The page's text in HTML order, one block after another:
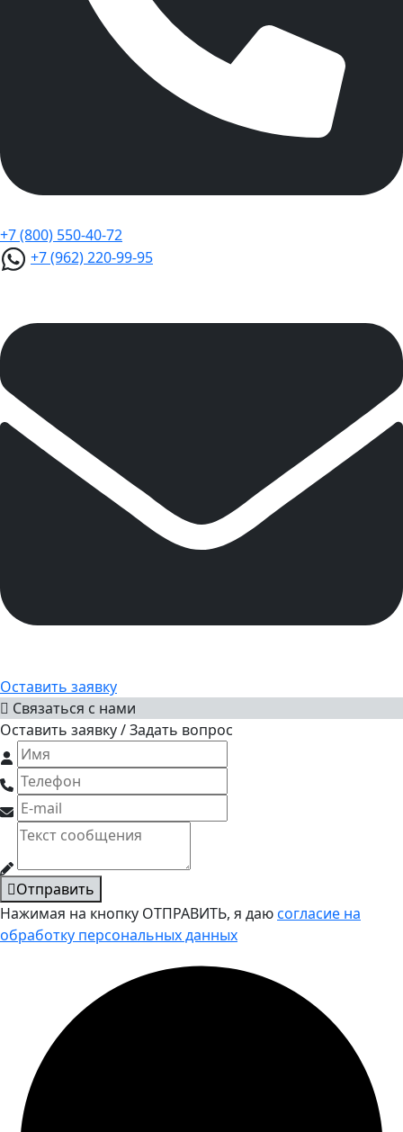
+7 (800) 550-40-72
+7 (962) 220-99-95
Оставить заявку
Связаться с нами
Оставить заявку / Задать вопрос
Отправить
Нажимая на кнопку ОТПРАВИТЬ, я даюсогласие на
обработку персональных данных